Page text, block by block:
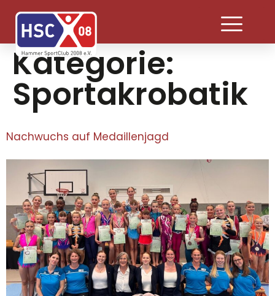
Kategorie:
Sportakrobatik
Nachwuchs auf Medaillenjagd